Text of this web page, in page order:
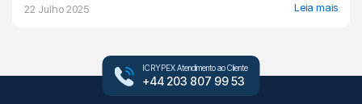
22 Julho 2025 Leia mais
ICRYPEX Atendimento ao Cliente
+44 203 807 99 53